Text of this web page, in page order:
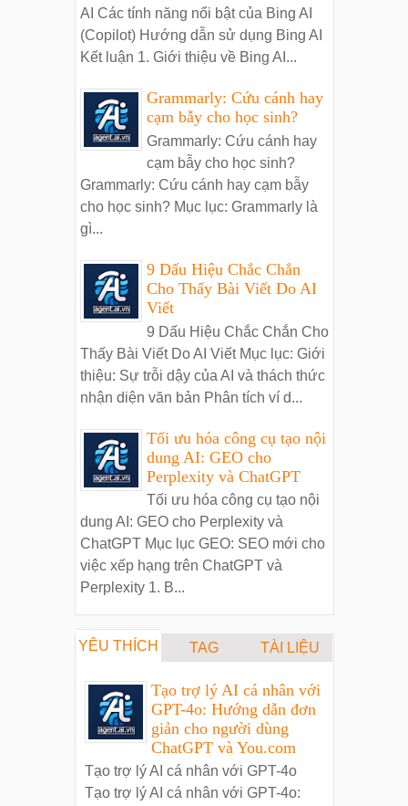
AI Các tính năng nổi bật của Bing AI
(Copilot) Hướng dẫn sử dụng Bing AI
Kết luận 1. Giới thiệu về Bing AI...
Grammarly: Cứu cánh hay
cạm bẫy cho học sinh?
Grammarly: Cứu cánh hay
cạm bẫy cho học sinh?
Grammarly: Cứu cánh hay cạm bẫy
cho học sinh? Mục lục: Grammarly là
gì...
9 Dấu Hiệu Chắc Chắn
Cho Thấy Bài Viết Do AI
Viết
9 Dấu Hiệu Chắc Chắn Cho
Thấy Bài Viết Do AI Viết Mục lục: Giới
thiệu: Sự trỗi dậy của AI và thách thức
nhận diện văn bản Phân tích ví d...
Tối ưu hóa công cụ tạo nội
dung AI: GEO cho
Perplexity và ChatGPT
Tối ưu hóa công cụ tạo nội
dung AI: GEO cho Perplexity và
ChatGPT Mục lục GEO: SEO mới cho
việc xếp hạng trên ChatGPT và
Perplexity 1. B...
YÊU THÍCH TAG TÀI LIỆU
Tạo trợ lý AI cá nhân với
GPT-4o: Hướng dẫn đơn
giản cho người dùng
ChatGPT và You.com
Tạo trợ lý AI cá nhân với GPT-4o
Tạo trợ lý AI cá nhân với GPT-4o: